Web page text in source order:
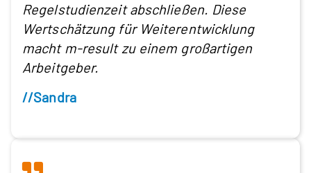
Regelstudienzeit abschließen. Diese
Wertschätzung für Weiterentwicklung
macht m-result zu einem großartigen
Arbeitgeber.
//Sandra